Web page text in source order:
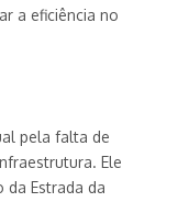
a eficiência no
pela falta de
Ele
da Estrada da